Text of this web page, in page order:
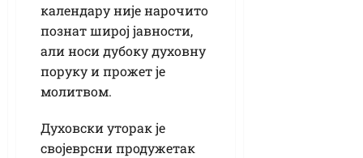
календару није нарочито
познат широј јавности,
али носи дубоку духовну
поруку и прожет је
молитвом.
Духовски уторак је
својеврсни продужетак